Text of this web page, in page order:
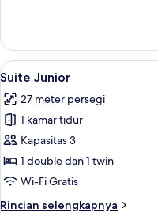
Kamar
Double
Lihat
semua
foto
untuk
Suite
Junior
4
Suite Junior
27 meter persegi
1 kamar tidur
Kapasitas 3
1 double dan 1 twin
Wi-Fi Gratis
Rincian selengkapnya
Rincian